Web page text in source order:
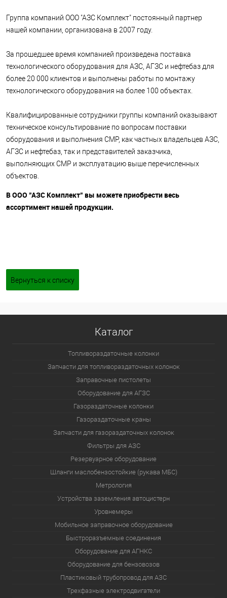
Группа компаний ООО "АЗС Комплект" постоянный партнер
нашей компании, организована в 2007 году.
За прошедшее время компанией произведена поставка
технологического оборудования для АЗС, АГЗС и нефтебаз для
более 20 000 клиентов и выполнены работы по монтажу
технологического оборудования на более 100 объектах.
Квалифицированные сотрудники группы компаний оказывают
техническое консультирование по вопросам поставки
оборудования и выполнения СМР, как частных владельцев АЗС,
АГЗС и нефтебаз, так и представителей заказчика,
выполняющих СМР и эксплуатацию выше перечисленных
объектов.
В ООО "АЗС Комплект" вы можете приобрести весь
ассортимент нашей продукции.
Вернуться к списку
Каталог
Топливораздаточные колонки
Запчасти для топливораздаточных колонок
Заправочные пистолеты
Оборудование для АГЗС
Газораздаточные колонки
Газораздаточные краны
Запчасти для газораздаточных колонок
Фильтры для АЗС
Резервуарное оборудование
Шланги маслобензостойкие (рукава МБС)
Метрология
Устройства заземления автоцистерн
Уровнемеры
Мобильное заправочное оборудование
Быстроразъемные соединения
Оборудование для АГНКС
Оборудование для бензовозов
Пластиковый трубопровод для АЗС
Трехфазные электродвигатели